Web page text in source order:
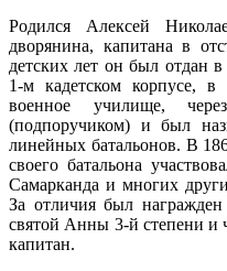
Родился Алексей
дворянина, капитана в
детских лет он был отдан
1-м кадетском корпусе,
военное училище,
(подпоручиком) и был
линейных батальонов. В
своего батальона
Самарканда и многих
За отличия был
святой Анны 3-й степени и
капитан.